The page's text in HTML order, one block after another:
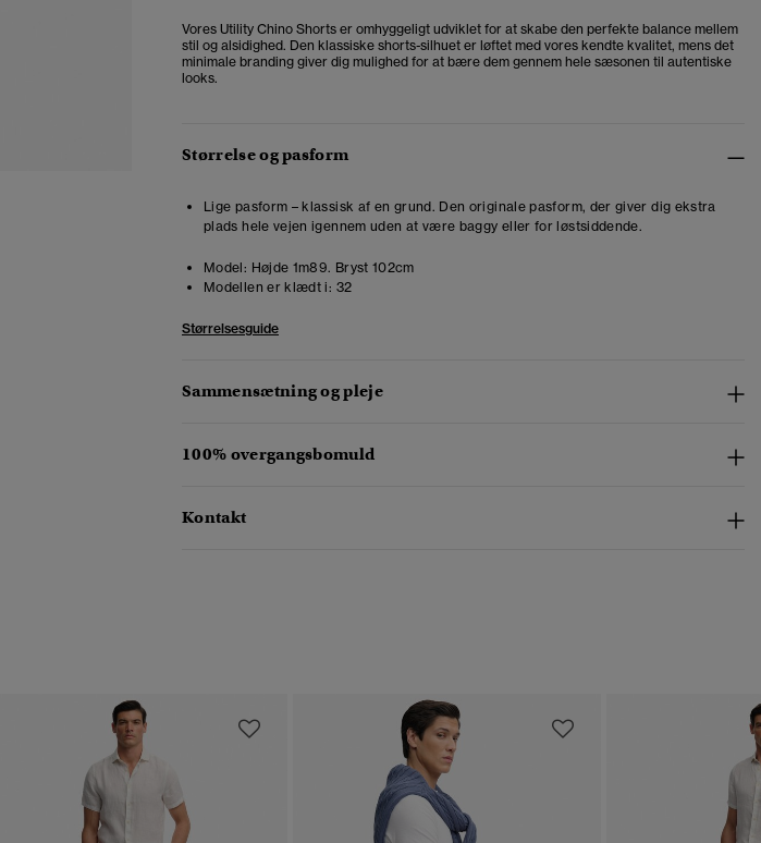
Vores Utility Chino Shorts er omhyggeligt udviklet for at skabe den perfekte balance mellem
stil og alsidighed. Den klassiske shorts-silhuet er løftet med vores kendte kvalitet, mens det
minimale branding giver dig mulighed for at bære dem gennem hele sæsonen til autentiske
looks.
Størrelse og pasform
Lige pasform – klassisk af en grund. Den originale pasform, der giver dig ekstra
plads hele vejen igennem uden at være baggy eller for løstsiddende.
Model: Højde 1m89. Bryst 102cm
Modellen er klædt i: 32
Størrelsesguide
Sammensætning og pleje
100% overgangsbomuld
Kontakt